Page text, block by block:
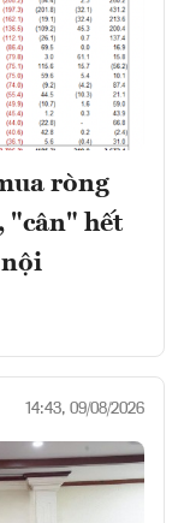
ròng
"cân" hết
14:43, 09/08/2026